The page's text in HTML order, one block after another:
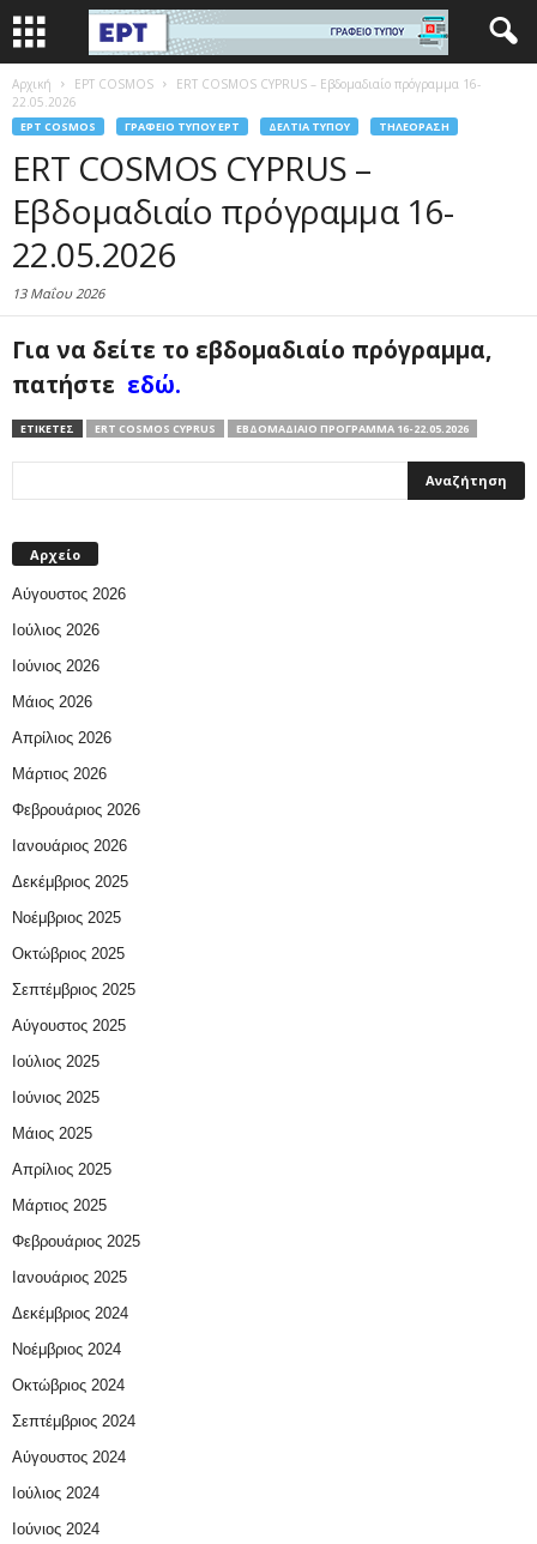
Αρχική EΡΤ COSMOS
ERT COSMOS CYPRUS – Εβδομαδιαίο πρόγραμμα 16-
22.05.2026
EΡΤ COSMOS ΓΡΑΦΕΊΟ ΤΎΠΟΥ ΕΡΤ ΔΕΛΤΊΑ ΤΎΠΟΥ ΤΗΛΕΌΡΑΣΗ
ERT COSMOS CYPRUS –
Εβδομαδιαίο πρόγραμμα 16-
22.05.2026
13 Μαΐου 2026
Για να δείτε το εβδομαδιαίο πρόγραμμα,
πατήστε εδώ.
ΕΤΙΚΕΤΕΣ ERT COSMOS CYPRUS ΕΒΔΟΜΑΔΙΑΊΟ ΠΡΌΓΡΑΜΜΑ 16-22.05.2026
Αρχείο
Αύγουστος 2026
Ιούλιος 2026
Ιούνιος 2026
Μάιος 2026
Απρίλιος 2026
Μάρτιος 2026
Φεβρουάριος 2026
Ιανουάριος 2026
Δεκέμβριος 2025
Νοέμβριος 2025
Οκτώβριος 2025
Σεπτέμβριος 2025
Αύγουστος 2025
Ιούλιος 2025
Ιούνιος 2025
Μάιος 2025
Απρίλιος 2025
Μάρτιος 2025
Φεβρουάριος 2025
Ιανουάριος 2025
Δεκέμβριος 2024
Νοέμβριος 2024
Οκτώβριος 2024
Σεπτέμβριος 2024
Αύγουστος 2024
Ιούλιος 2024
Ιούνιος 2024